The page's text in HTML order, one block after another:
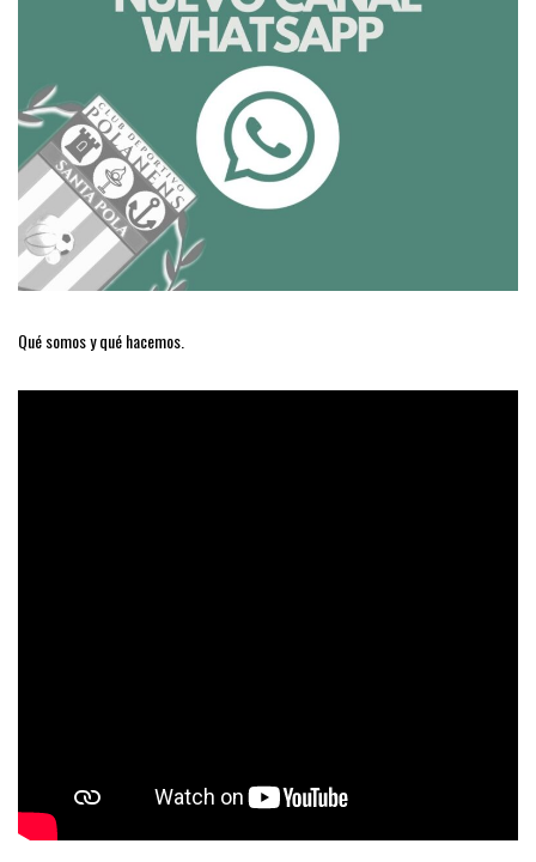
Qué somos y qué hacemos.